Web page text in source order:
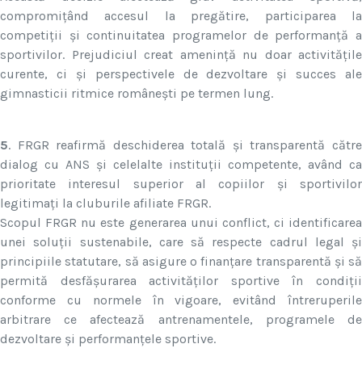
compromițând accesul la pregătire, participarea la
competiții și continuitatea programelor de performanță a
sportivilor. Prejudiciul creat amenință nu doar activitățile
curente, ci și perspectivele de dezvoltare și succes ale
gimnasticii ritmice românești pe termen lung.
5. FRGR reafirmă deschiderea totală și transparentă către
dialog cu ANS și celelalte instituții competente, având ca
prioritate interesul superior al copiilor și sportivilor
legitimați la cluburile afiliate FRGR.
Scopul FRGR nu este generarea unui conflict, ci identificarea
unei soluții sustenabile, care să respecte cadrul legal și
principiile statutare, să asigure o finanțare transparentă și să
permită desfășurarea activităților sportive în condiții
conforme cu normele în vigoare, evitând întreruperile
arbitrare ce afectează antrenamentele, programele de
dezvoltare și performanțele sportive.